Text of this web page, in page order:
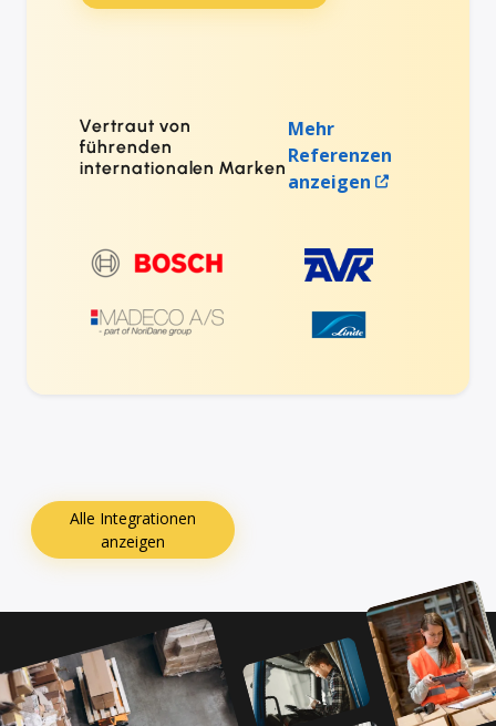
Vertraut von
führenden
internationalen Marken
Mehr
Referenzen
anzeigen
Alle Integrationen
anzeigen